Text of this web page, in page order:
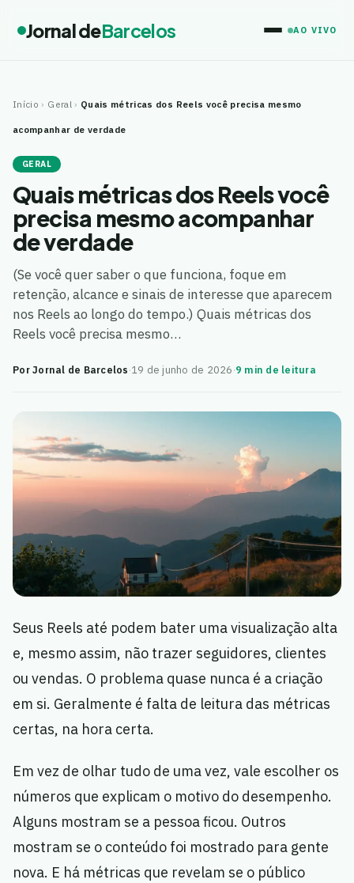
Jornal deBarcelos AO VIVO
Início › Geral › Quais métricas dos Reels você precisa mesmo
acompanhar de verdade
GERAL
Quais métricas dos Reels você
precisa mesmo acompanhar
de verdade
(Se você quer saber o que funciona, foque em
retenção, alcance e sinais de interesse que aparecem
nos Reels ao longo do tempo.) Quais métricas dos
Reels você precisa mesmo…
Por Jornal de Barcelos·19 de junho de 2026·9 min de leitura
Seus Reels até podem bater uma visualização alta
e, mesmo assim, não trazer seguidores, clientes
ou vendas. O problema quase nunca é a criação
em si. Geralmente é falta de leitura das métricas
certas, na hora certa.
Em vez de olhar tudo de uma vez, vale escolher os
números que explicam o motivo do desempenho.
Alguns mostram se a pessoa ficou. Outros
mostram se o conteúdo foi mostrado para gente
nova. E há métricas que revelam se o público